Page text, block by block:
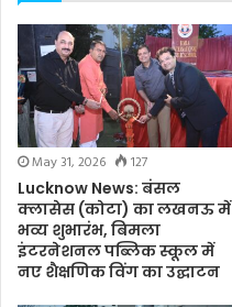
May 31, 2026
127
Lucknow News: बंसल
क्लासेस (कोटा) का लखनऊ में
भव्य शुभारंभ, बिमला
इंटरनेशनल पब्लिक स्कूल में
नए शैक्षणिक विंग का उद्घाटन